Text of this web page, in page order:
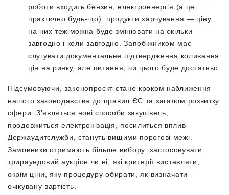
роботи входить бензин, електроенергія (а це
практично будь-що), продукти харчування — ціну
на них теж можна буде змінювати на скільки
завгодно і коли завгодно. Запобіжником має
слугувати документальне підтвердження коливання
цін на ринку, але питання, чи цього буде достатньо.
Підсумовуючи, законопроєкт стане кроком наближення
нашого законодавства до правил ЄС та загалом розвитку
сфери. З’являться нові способи закупівель,
продовжиться електронізація, посилиться вплив
Держаудитслужби, стануть вищими порогові межі.
Замовники отримають більше вибору: застосовувати
трираундовий аукціон чи ні, які критерії виставляти,
окрім ціни, яку процедуру обирати, як визначати
очікувану вартість.